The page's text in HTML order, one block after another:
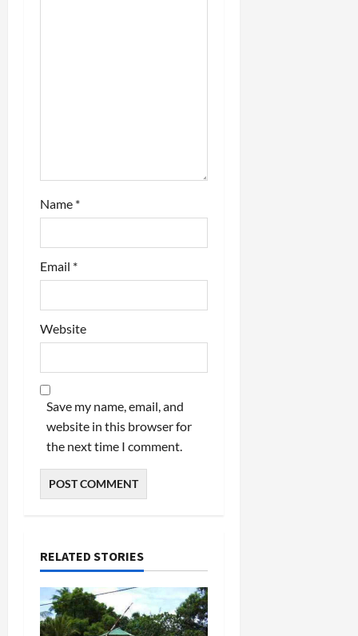
Name *
Email *
Website
Save my name, email, and
website in this browser for
the next time I comment.
RELATED STORIES